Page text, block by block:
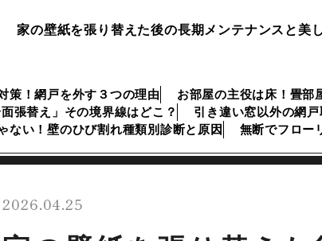
家の壁紙を張り替えた後の長期メンテナンスと美
策！網戸を外す３つの理由
お部屋の主役は床！畳部
張替え」その境界線はどこ？
引き違い窓以外の網戸
ない！壁のひび割れ種類別診断と原因
無断でフロー
2026.04.25